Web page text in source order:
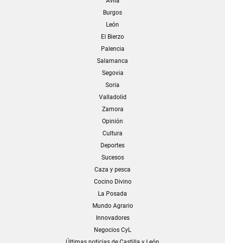
Burgos
León
El Bierzo
Palencia
Salamanca
Segovia
Soria
Valladolid
Zamora
Opinión
Cultura
Deportes
Sucesos
Caza y pesca
Cocino Divino
La Posada
Mundo Agrario
Innovadores
Negocios CyL